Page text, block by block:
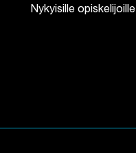
Nykyisille opiskelijoille